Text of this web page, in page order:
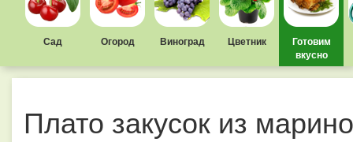
Сад Огород Виноград Цветник
Готовим
вкусно
Плато закусок из